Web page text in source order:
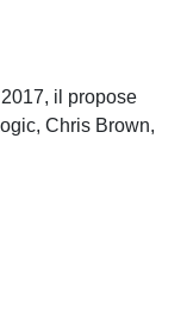
il propose
Chris Brown,